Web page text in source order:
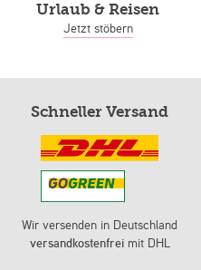
Urlaub & Reisen
Jetzt stöbern
Schneller Versand
Wir versenden in Deutschland
versandkostenfreimit DHL